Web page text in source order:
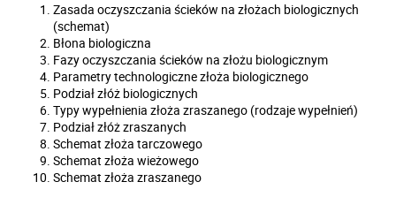
Zasada oczyszczania ścieków na złożach biologicznych
(schemat)
Błona biologiczna
Fazy oczyszczania ścieków na złożu biologicznym
Parametry technologiczne złoża biologicznego
Podział złóż biologicznych
Typy wypełnienia złoża zraszanego (rodzaje wypełnień)
Podział złóż zraszanych
Schemat złoża tarczowego
Schemat złoża wieżowego
Schemat złoża zraszanego